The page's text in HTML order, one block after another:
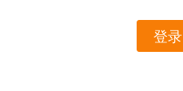
登录